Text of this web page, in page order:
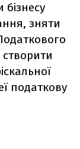
зняти
створити
податкову